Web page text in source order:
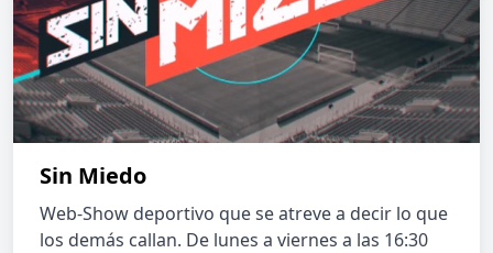
Sin Miedo
Web-Show deportivo que se atreve a decir lo que
los demás callan. De lunes a viernes a las 16:30